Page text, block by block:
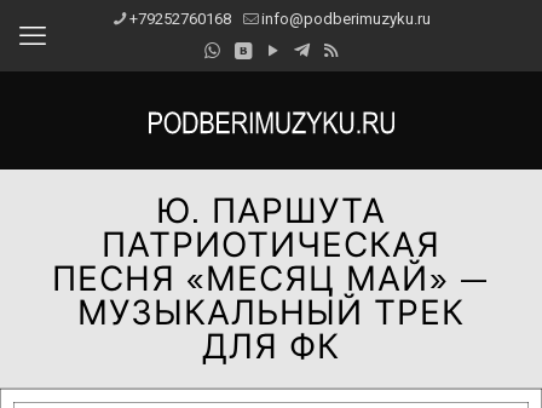
+79252760168 info@podberimuzyku.ru
Ю. ПАРШУТА
ПАТРИОТИЧЕСКАЯ
ПЕСНЯ «МЕСЯЦ МАЙ» —
МУЗЫКАЛЬНЫЙ ТРЕК
ДЛЯ ФК